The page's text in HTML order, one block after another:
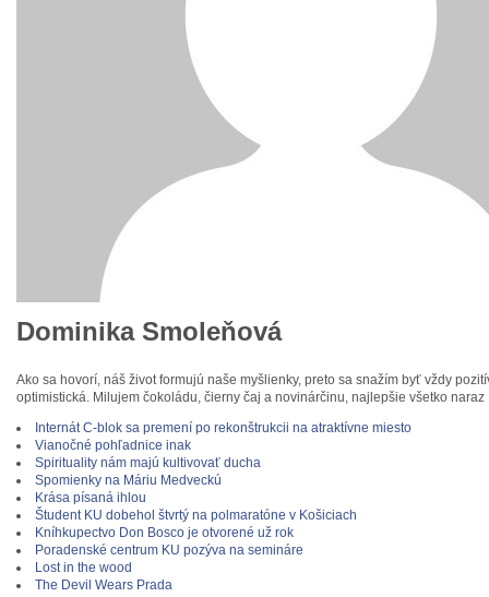
Dominika Smoleňová
Ako sa hovorí, náš život formujú naše myšlienky, preto sa snažím byť vždy
optimistická. Milujem čokoládu, čierny čaj a novinárčinu, najlepšie všetko naraz
Internát C-blok sa premení po rekonštrukcii na atraktívne miesto
Vianočné pohľadnice inak
Spirituality nám majú kultivovať ducha
Spomienky na Máriu Medveckú
Krása písaná ihlou
Študent KU dobehol štvrtý na polmaratóne v Košiciach
Kníhkupectvo Don Bosco je otvorené už rok
Poradenské centrum KU pozýva na semináre
Lost in the wood
The Devil Wears Prada